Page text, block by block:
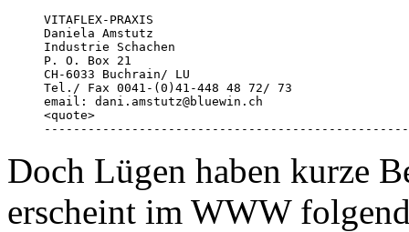
VITAFLEX-PRAXIS
Daniela Amstutz
Industrie Schachen
P. O. Box 21
CH-6033 Buchrain/ LU
Tel./ Fax 0041-(0)41-448 48 72/ 73
email: dani.amstutz@bluewin.ch
<quote>
Doch Lügen haben kurze
erscheint im WWW